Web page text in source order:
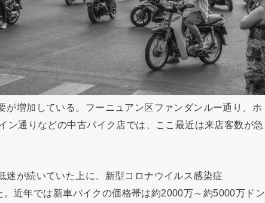
が増加している。フーニュアン区ファンダンルー通り、ホ
ン通りなどの中古バイク店では、ここ最近は来店客数が急
迷が続いていた上に、新型コロナウイルス感染症
。近年では新車バイクの価格帯は約2000万～約5000万ドン